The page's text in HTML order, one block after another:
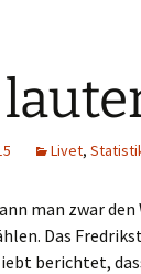
Livet,
man zwar
Das
berichtet,